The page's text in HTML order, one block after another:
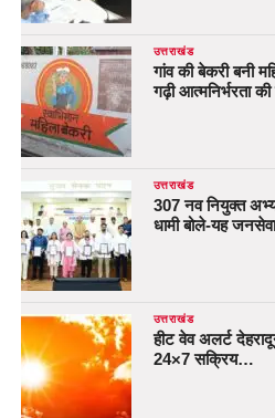
उत्तराखंड
गांव की बेकरी बनी
गढ़ी आत्मनिर्भरता
उत्तराखंड
307 नव नियुक्त
धामी बोले-यह
उत्तराखंड
हीट वेव अलर्ट
24×7 सक्रिय…